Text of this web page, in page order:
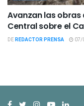
Avanzan las obras
Central sobre el
DEREDACTOR PRENSA 07/